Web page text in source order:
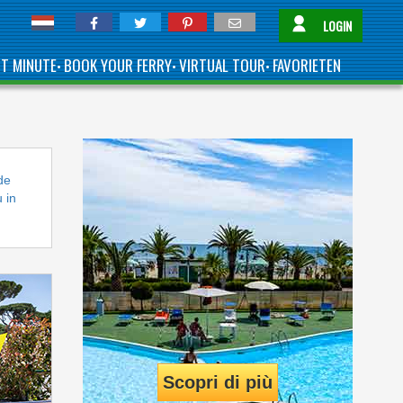
LOGIN
MINUTE•BOOK YOUR FERRY•VIRTUAL TOUR•FAVORIETEN
in
Scopri di più